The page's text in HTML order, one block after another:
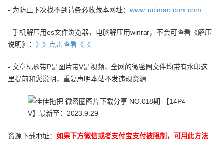
- 为防止下次找不到请务必收藏本网址： www.tucimao.com.com
- 手机解压用es文件浏览器，电脑解压用winrar，不会可查看《解压
说明》： 》》点击查看《《
- 文章标题带P是图片带V是视频，全网的微密圈文件均带有水印这
里提前和您说明，重复声明本站不发违规资源
资源下载地址： 如果下方微信或者支付宝支付被限制，可用此方法